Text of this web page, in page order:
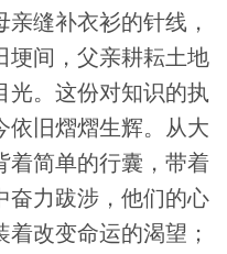
缝补衣衫的针线，
埂间，父亲耕耘土地
光。这份对知识的执
依旧熠熠生辉。从大
着简单的行囊，带着
奋力跋涉，他们的心
改变命运的渴望；